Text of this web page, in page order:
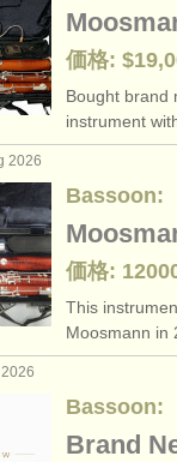
: ファゴット
価格:
Bought brand
instrument
2026
Bassoon:
価格:
This
Moosmann in
Bassoon:
Brand